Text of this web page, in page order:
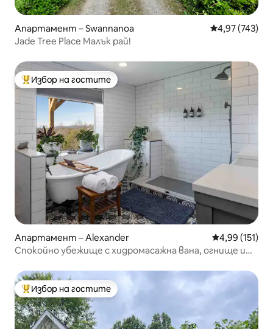
Апартамент – Swannanoa Средна
4,97 (743)
Jade Tree Place Малък рай!
Най-популярен избор на гостите
Избор на гостите
Апартамент – Alexander Средна
4,99 (151)
Спокойно убежище с хидромасажна вана, огнище и
Най-популярен избор на гостите
Избор на гостите